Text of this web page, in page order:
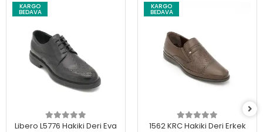
KARGO
BEDAVA
Libero L5776 Hakiki Deri Eva
KARGO
BEDAVA
1562 KRC Hakiki Deri Erkek